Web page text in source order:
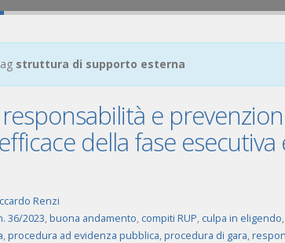
struttura di supporto esterna
responsabilità e
della fase
Renzi
36/2023,buona andamento, compiti RUP, culpa in eligendo,
,procedura ad evidenza pubblica,procedura di gara,